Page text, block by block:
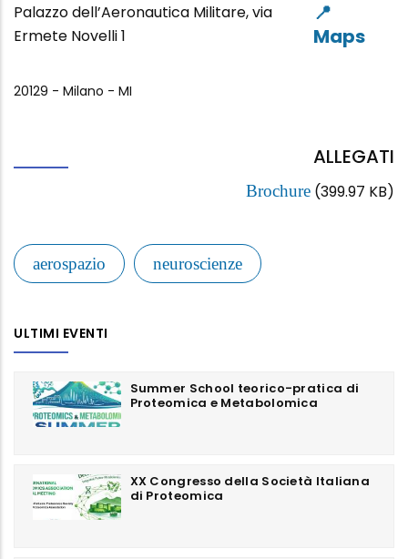
Palazzo dell’Aeronautica Militare, via
Ermete Novelli 1
20129 - Milano - MI
ALLEGATI
Brochure (399.97 KB)
aerospazio neuroscienze
ULTIMI EVENTI
Summer School teorico-pratica di
Proteomica e Metabolomica
XX Congresso della Società Italiana
di Proteomica